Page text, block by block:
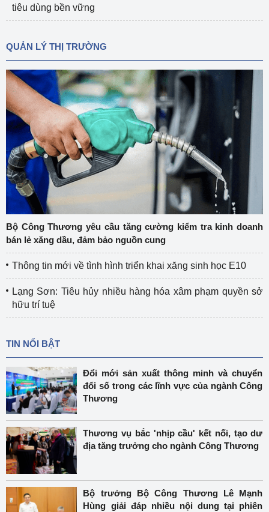
tiêu dùng bền vững
QUẢN LÝ THỊ TRƯỜNG
Bộ Công Thương yêu cầu tăng cường kiểm tra kinh doanh
bán lẻ xăng dầu, đảm bảo nguồn cung
Thông tin mới về tình hình triển khai xăng sinh học E10
Lạng Sơn: Tiêu hủy nhiều hàng hóa xâm phạm quyền sở
hữu trí tuệ
TIN NỔI BẬT
Đổi mới sản xuất thông minh và chuyển
đổi số trong các lĩnh vực của ngành Công
Thương
Thương vụ bắc 'nhịp cầu' kết nối, tạo dư
địa tăng trưởng cho ngành Công Thương
Bộ trưởng Bộ Công Thương Lê Mạnh
Hùng giải đáp nhiều nội dung tại phiên